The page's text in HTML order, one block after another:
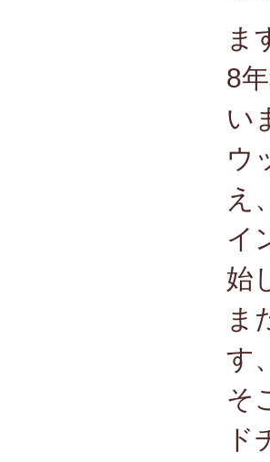
ま
8
い
ウ
え
イ
始
ま
す
そ
ド